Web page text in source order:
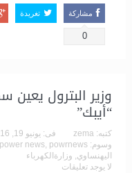
مشاركة
0
تغريدة
​وزير البترول يعين
“أيبك”
كتبه: zema فى: يونيو 19, 2016
وسوم:
power news, powrnews
اليهنساوي, وزارةالكهرباء
لا يوجد تعليقات